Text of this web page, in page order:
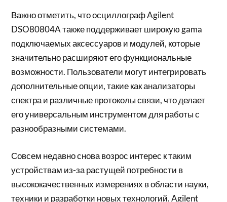
Важно отметить, что осциллограф Agilent
DSO80804A также поддерживает широкую gama
подключаемых аксессуаров и модулей, которые
значительно расширяют его функциональные
возможности. Пользователи могут интегрировать
дополнительные опции, такие как анализаторы
спектра и различные протоколы связи, что делает
его универсальным инструментом для работы с
разнообразными системами.
Совсем недавно снова возрос интерес к таким
устройствам из-за растущей потребности в
высококачественных измерениях в области науки,
техники и разработки новых технологий. Agilent